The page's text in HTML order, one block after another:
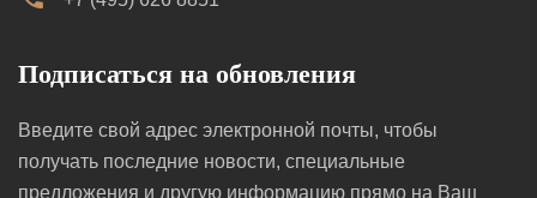
Подписаться на обновления
Введите свой адрес электронной почты, чтобы
получать последние новости, специальные
предложения и другую информацию прямо на Ваш